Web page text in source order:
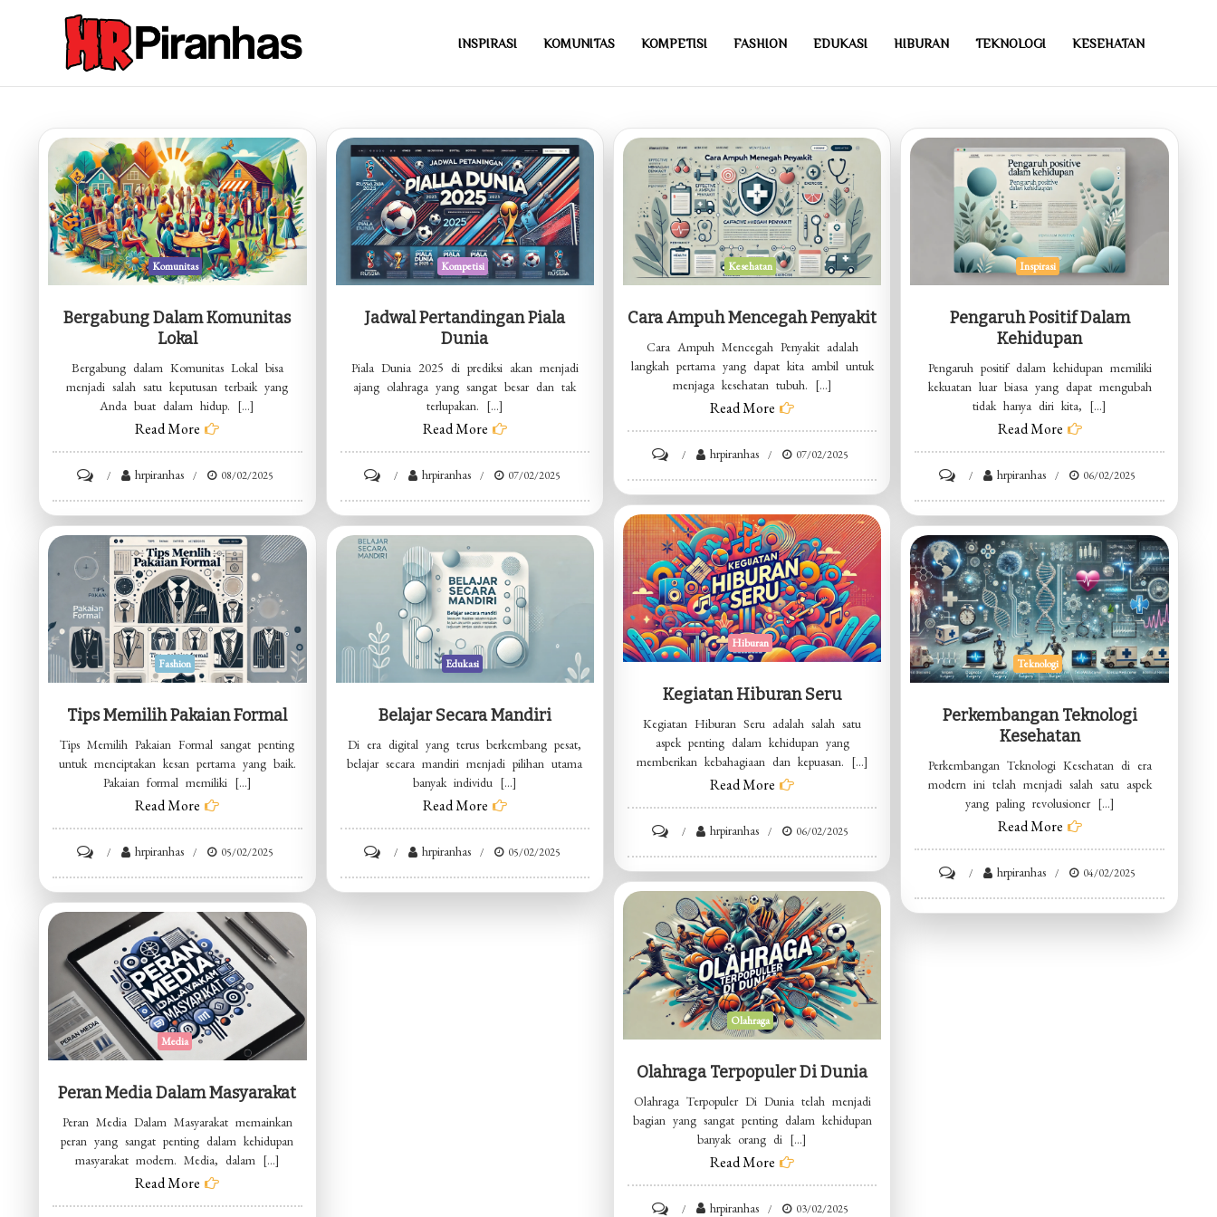
Hrpiranhas.com
Kuat, Cepat, Bersama
INSPIRASI KOMUNITAS KOMPETISI FASHION EDUKASI HIBURAN TEKNOLOGI KESEHATAN
Komunitas
Bergabung Dalam Komunitas
Lokal
Bergabung dalam Komunitas Lokal bisa
menjadi salah satu keputusan terbaik yang
Anda buat dalam hidup. […]
Read More
Bergabung
Dalam
Komunitas
Lokal
hrpiranhas 08/02/2025
Kompetisi
Jadwal Pertandingan Piala
Dunia
Piala Dunia 2025 di prediksi akan menjadi
ajang olahraga yang sangat besar dan tak
terlupakan. […]
Read More
Jadwal
Pertandingan
Piala
Dunia
hrpiranhas 07/02/2025
Kesehatan
Cara Ampuh Mencegah Penyakit
Cara Ampuh Mencegah Penyakit adalah
langkah pertama yang dapat kita ambil untuk
menjaga kesehatan tubuh. […]
Read More
Cara
Ampuh
Mencegah
Penyakit
hrpiranhas 07/02/2025
Inspirasi
Pengaruh Positif Dalam
Kehidupan
Pengaruh positif dalam kehidupan memiliki
kekuatan luar biasa yang dapat mengubah
tidak hanya diri kita, […]
Read More
Pengaruh
Positif
Dalam
Kehidupan
hrpiranhas 06/02/2025
Hiburan
Kegiatan Hiburan Seru
Kegiatan Hiburan Seru adalah salah satu
aspek penting dalam kehidupan yang
memberikan kebahagiaan dan kepuasan. […]
Read More
Kegiatan
Hiburan
Seru
hrpiranhas 06/02/2025
Fashion
Tips Memilih Pakaian Formal
Tips Memilih Pakaian Formal sangat penting
untuk menciptakan kesan pertama yang baik.
Pakaian formal memiliki […]
Read More
Tips
Memilih
Pakaian
Formal
hrpiranhas 05/02/2025
Edukasi
Belajar Secara Mandiri
Di era digital yang terus berkembang pesat,
belajar secara mandiri menjadi pilihan utama
banyak individu […]
Read More
Belajar
hrpiranhas 05/02/2025
Teknologi
Perkembangan Teknologi
Kesehatan
Perkembangan Teknologi Kesehatan di era
modern ini telah menjadi salah satu aspek
yang paling revolusioner […]
Read More
Perkembangan
hrpiranhas 04/02/2025
Olahraga
Olahraga Terpopuler Di Dunia
Olahraga Terpopuler Di Dunia telah menjadi
bagian yang sangat penting dalam kehidupan
banyak orang di […]
Read More
hrpiranhas 03/02/2025
Media
Peran Media Dalam Masyarakat
Peran Media Dalam Masyarakat memainkan
peran yang sangat penting dalam kehidupan
masyarakat modern. Media, dalam […]
Read More